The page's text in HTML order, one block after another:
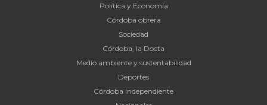
Política y Economía
Córdoba obrera
Sociedad
Córdoba, la Docta
Medio ambiente y sustentabilidad
Deportes
Córdoba independiente